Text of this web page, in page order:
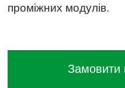
проміжних модулів.
Замовити